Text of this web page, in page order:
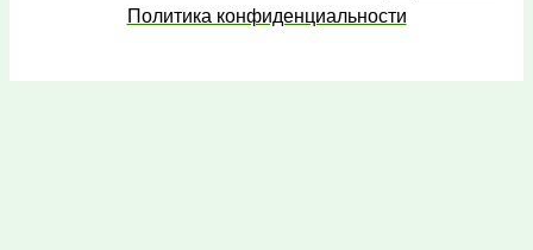
Политика конфиденциальности